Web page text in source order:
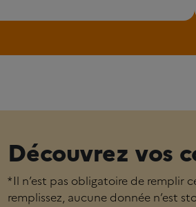
Découvrez vos
* Il n’est pas obligatoire de remplir
remplissez, aucune donnée n’est